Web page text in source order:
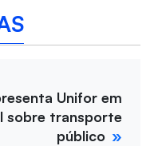
Unifor em
sobre transporte
público